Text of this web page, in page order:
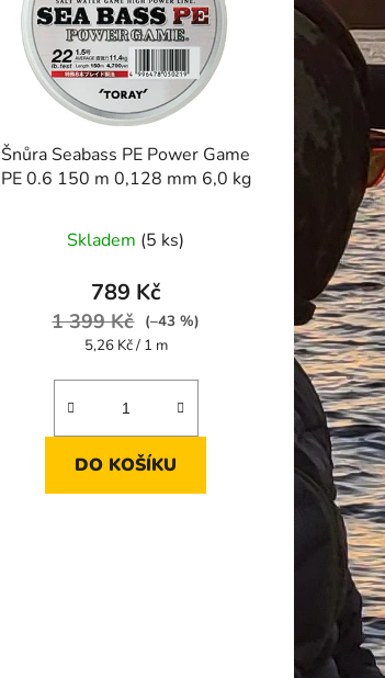
Šnůra Seabass PE Power Game
PE 0.6 150 m 0,128 mm 6,0 kg
Skladem (5 ks)
789 Kč
1 399 Kč (–43 %)
Měrná
5,26 Kč / 1 m
DO KOŠÍKU